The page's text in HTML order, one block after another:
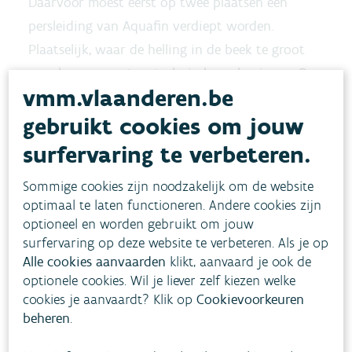
persleiding van Aquafin verdiept worden.
Plaatselijk, waar de helling in de beek te groot
was, kwamen natuurtechnische oplossingen. Op
één zone werden een aantal drempels gebouwd.
Op een tweede zone werd op de bodem een laag
ruwe breuksteen gelegd die de snelheid van het
water afremt. Door de sanering van dit laatste
vismigratieknelpunt op de Zwalm isvrije
vismigratie over het volledige traject
nu een
feit.
Zo is het grootste deel van de Zwalm bereikbaar
voor optrekkende vissen. Dit biedt ook kansen
voor soorten als de serpeling, beekforel, kwabaal
vmm.vlaanderen.be
gebruikt cookies om jouw
surfervaring te verbeteren.
Sommige cookies zijn noodzakelijk om de website
optimaal te laten functioneren. Andere cookies zijn
optioneel en worden gebruikt om jouw
surfervaring op deze website te verbeteren. Als je op
Alle cookies aanvaarden klikt, aanvaard je ook de
optionele cookies. Wil je liever zelf kiezen welke
cookies je aanvaardt? Klik opCookievoorkeuren
beheren.